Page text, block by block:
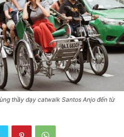
thầy dạy catwalk Santos Anjo đến từ